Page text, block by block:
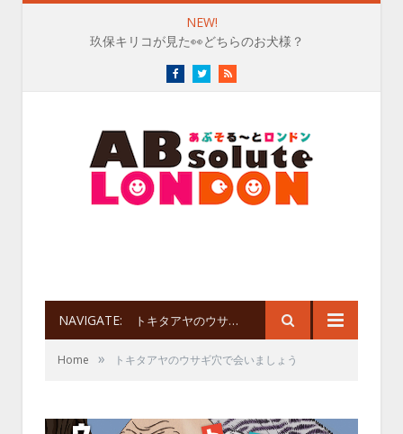
NEW!
玖保キリコが見た👀どちらのお犬様？
FacebookTwitterRSS
NAVIGATE: トキタアヤのウサギ穴で会いましょう
Home » トキタアヤのウサギ穴で会いましょう